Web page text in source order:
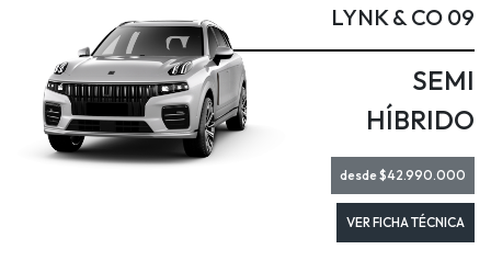
LYNK & CO 09
SEMI
HÍBRIDO
desde $42.990.000
VER FICHA TÉCNICA